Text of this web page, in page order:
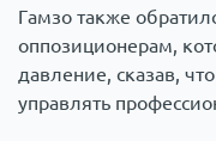
Гамзо также
оппозиционерам,
давление, сказав,
управлять